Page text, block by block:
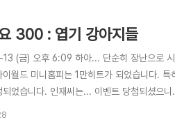
300 : 엽기 강아지들
(금) 오후 6:09 하아... 단순히 장난으로 시
이월드 미니홈피는 1만히트가 되었습니다.
되었습니다. 인재씨는... 이벤트 당첨되셨으